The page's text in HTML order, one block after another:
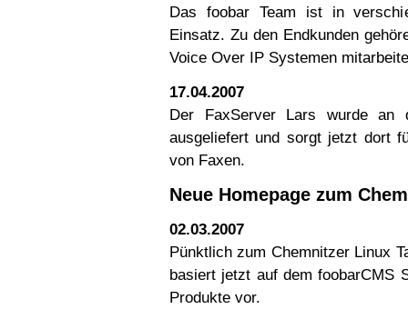
Das foobar Team ist in
Einsatz. Zu den Endkunden
Voice Over IP Systemen
17.04.2007
Der FaxServer Lars wurde an
ausgeliefert und sorgt jetzt dort
von Faxen.
Neue Homepage zum
02.03.2007
Pünktlich zum Chemnitzer Linux
basiert jetzt auf dem foobarCMS
Produkte vor.